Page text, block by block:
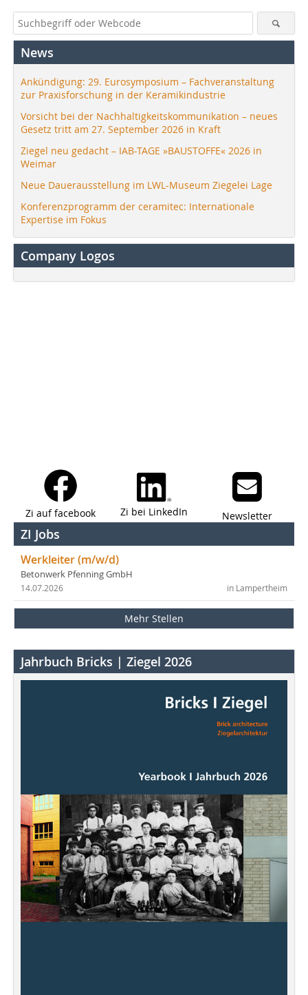
News
Ankündigung: 29. Eurosymposium – Fachveranstaltung
zur Praxisforschung in der Keramikindustrie
Vorsicht bei der Nachhaltigkeitskommunikation – neues
Gesetz tritt am 27. September 2026 in Kraft
Ziegel neu gedacht – IAB-TAGE »BAUSTOFFE« 2026 in
Weimar
Neue Dauerausstellung im LWL-Museum Ziegelei Lage
Konferenzprogramm der ceramitec: Internationale
Expertise im Fokus
Company Logos
Zi auf facebook Zi bei LinkedIn Newsletter
ZI Jobs
Werkleiter (m/w/d)
Betonwerk Pfenning GmbH
in Lampertheim
14.07.2026
Mehr Stellen
Jahrbuch Bricks | Ziegel 2026